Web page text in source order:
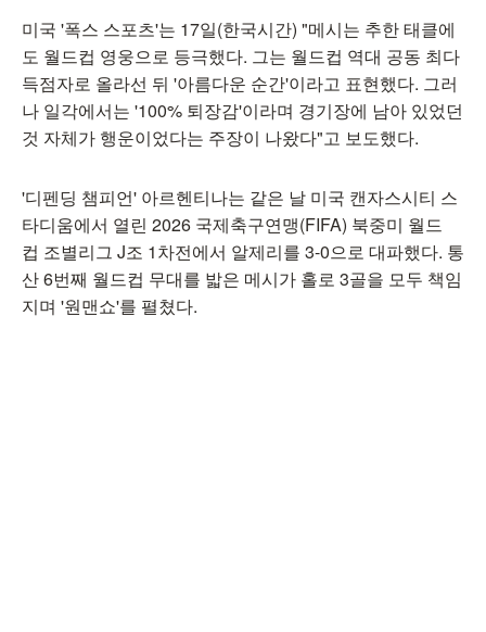
미국 '폭스 스포츠'는 17일(한국시간) "메시는 추한 태클에
도 월드컵 영웅으로 등극했다. 그는 월드컵 역대 공동 최다
득점자로 올라선 뒤 '아름다운 순간'이라고 표현했다. 그러
나 일각에서는 '100% 퇴장감'이라며 경기장에 남아 있었던
것 자체가 행운이었다는 주장이 나왔다"고 보도했다.
'디펜딩 챔피언' 아르헨티나는 같은 날 미국 캔자스시티 스
타디움에서 열린 2026 국제축구연맹(FIFA) 북중미 월드
컵 조별리그 J조 1차전에서 알제리를 3-0으로 대파했다. 통
산 6번째 월드컵 무대를 밟은 메시가 홀로 3골을 모두 책임
지며 '원맨쇼'를 펼쳤다.